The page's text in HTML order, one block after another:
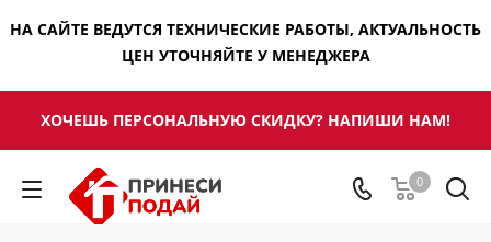
НА САЙТЕ ВЕДУТСЯ ТЕХНИЧЕСКИЕ РАБОТЫ, АКТУАЛЬНОСТЬ
ЦЕН УТОЧНЯЙТЕ У МЕНЕДЖЕРА
ХОЧЕШЬ ПЕРСОНАЛЬНУЮ СКИДКУ? НАПИШИ НАМ!
0